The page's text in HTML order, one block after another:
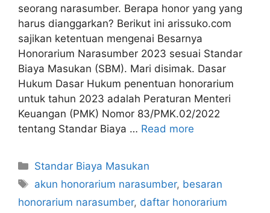
seorang narasumber. Berapa honor yang yang
harus dianggarkan? Berikut ini arissuko.com
sajikan ketentuan mengenai Besarnya
Honorarium Narasumber 2023 sesuai Standar
Biaya Masukan (SBM). Mari disimak. Dasar
Hukum Dasar Hukum penentuan honorarium
untuk tahun 2023 adalah Peraturan Menteri
Keuangan (PMK) Nomor 83/PMK.02/2022
tentang Standar Biaya … Read more
Categories
Standar Biaya Masukan
Tags
akun honorarium narasumber, besaran
honorarium narasumber, daftar honorarium